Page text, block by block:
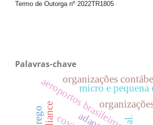
Termo de Outorga nº 2022TR1805
Palavras-chave
aeroportos brasileiros
micro e pequena
organizações